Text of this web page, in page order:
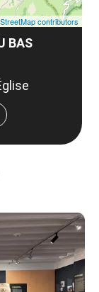
BAS
contributors